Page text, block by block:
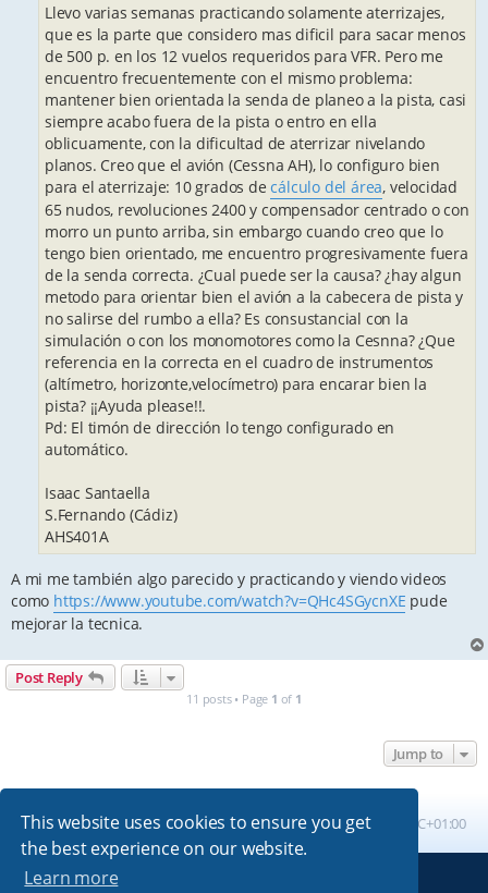
This website uses cookies to ensure you get
the best experience on our website.
Learn more
Llevo varias semanas practicando solamente aterrizajes,
que es la parte que considero mas dificil para sacar menos
de 500 p. en los 12 vuelos requeridos para VFR. Pero me
encuentro frecuentemente con el mismo problema:
mantener bien orientada la senda de planeo a la pista, casi
siempre acabo fuera de la pista o entro en ella
oblicuamente, con la dificultad de aterrizar nivelando
planos. Creo que el avión (Cessna AH), lo configuro bien
para el aterrizaje: 10 grados decálculo del área, velocidad
65 nudos, revoluciones 2400 y compensador centrado o con
morro un punto arriba, sin embargo cuando creo que lo
tengo bien orientado, me encuentro progresivamente fuera
de la senda correcta. ¿Cual puede ser la causa? ¿hay algun
metodo para orientar bien el avión a la cabecera de pista y
no salirse del rumbo a ella? Es consustancial con la
simulación o con los monomotores como la Cesnna? ¿Que
referencia en la correcta en el cuadro de instrumentos
(altímetro, horizonte,velocímetro) para encarar bien la
pista? ¡¡Ayuda please!!.
Pd: El timón de dirección lo tengo configurado en
automático.
Isaac Santaella
S.Fernando (Cádiz)
AHS401A
A mi me también algo parecido y practicando y viendo videos
como https://www.youtube.com/watch?v=QHc4SGycnXE pude
mejorar la tecnica.
Post Reply
11 posts • Page 1 of 1
Jump to
Board index All times are UTC+01:00